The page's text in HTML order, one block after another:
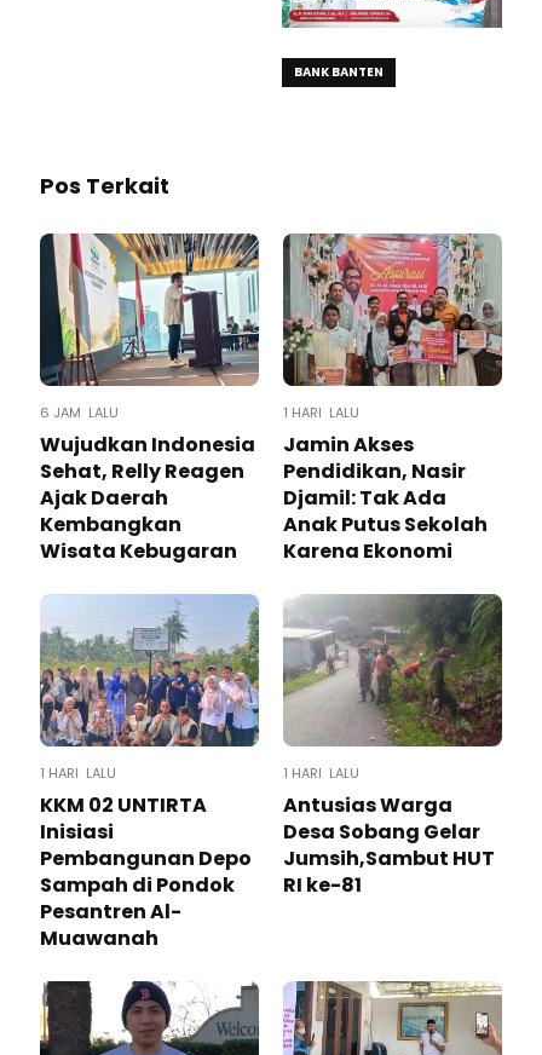
BANK BANTEN
Pos Terkait
6 JAM LALU
Wujudkan Indonesia
Sehat, Relly Reagen
Ajak Daerah
Kembangkan
Wisata Kebugaran
1 HARI LALU
Jamin Akses
Pendidikan, Nasir
Djamil: Tak Ada
Anak Putus Sekolah
Karena Ekonomi
1 HARI LALU
KKM 02 UNTIRTA
Inisiasi
Pembangunan Depo
Sampah di Pondok
Pesantren Al-
Muawanah
1 HARI LALU
Antusias Warga
Desa Sobang Gelar
Jumsih,Sambut HUT
RI ke-81